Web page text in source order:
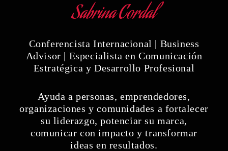
Sabrina Cordal
Conferencista Internacional | Business
Advisor | Especialista en Comunicación
Estratégica y Desarrollo Profesional
Ayuda a personas, emprendedores,
organizaciones y comunidades a fortalecer
su liderazgo, potenciar su marca,
comunicar con impacto y transformar
ideas en resultados.